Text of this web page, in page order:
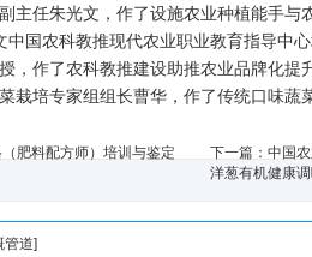
主任朱光文，作了设施农业种植能手与
国农科教推现代农业职业教育指导中
，作了农科教推建设助推农业品牌化提
栽培专家组组长曹华，作了传统口味蔬
肥料配方师）培训与鉴定 下一篇： 中国
洋葱有机健康
管道]